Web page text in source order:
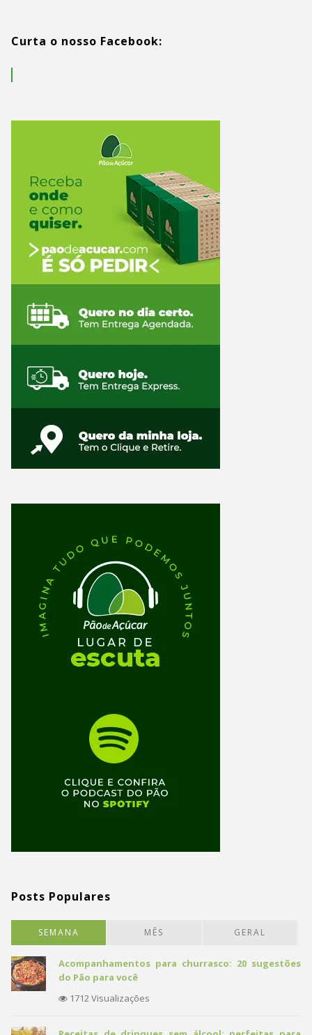
Curta o nosso Facebook:
Posts Populares
SEMANA MÊS GERAL
Acompanhamentos para churrasco: 20 sugestões
do Pão para você
1712 Visualizações